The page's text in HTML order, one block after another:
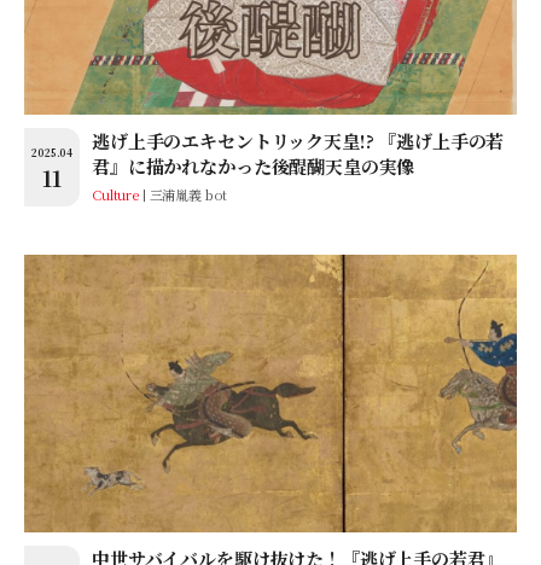
2025.04
11
逃げ上手のエキセントリック天皇!? 『逃げ上手の若
君』に描かれなかった後醍醐天皇の実像
Culture 三浦胤義 bot
中世サバイバルを駆け抜けた！『逃げ上手の若君』